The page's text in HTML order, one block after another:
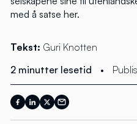
med å satse her.
Tekst: Guri Knotten
2 minutter lesetid
•